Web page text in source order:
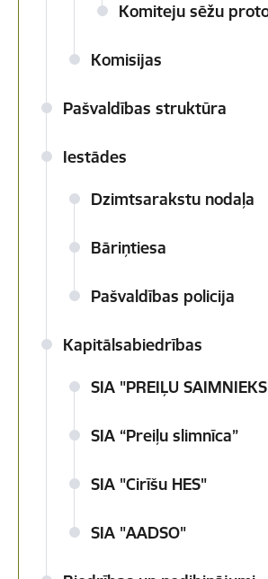
Komiteju sēžu
Komisijas
Pašvaldības struktūra
Iestādes
Dzimtsarakstu nodaļa
Bāriņtiesa
Pašvaldības policija
Kapitālsabiedrības
SIA "PREIĻU
SIA “Preiļu slimnīca”
SIA "Cirīšu HES"
SIA "AADSO"